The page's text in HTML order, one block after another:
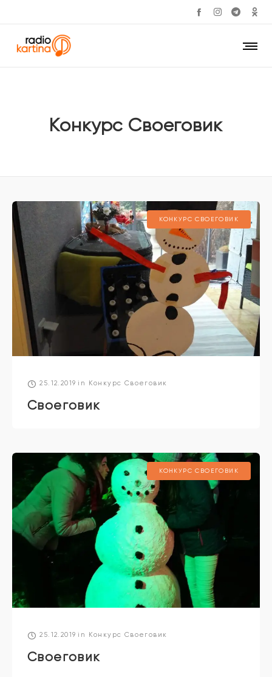
Конкурс Своеговик
КОНКУРС СВОЕГОВИК
25.12.2019 in Конкурс Своеговик
Своеговик
КОНКУРС СВОЕГОВИК
25.12.2019 in Конкурс Своеговик
Своеговик